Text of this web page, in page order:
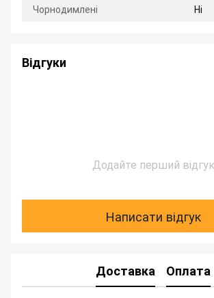
Чорнодимлені
Ні
Відгуки
Додайте перший відгук
Написати відгук
Доставка Оплата